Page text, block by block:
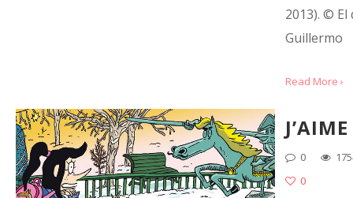
2013). © El
Guillermo
Read More ›
0
0